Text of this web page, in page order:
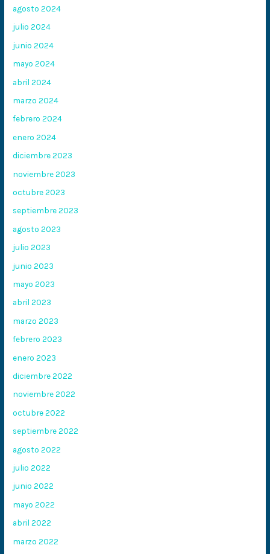
agosto 2024
julio 2024
junio 2024
mayo 2024
abril 2024
marzo 2024
febrero 2024
enero 2024
diciembre 2023
noviembre 2023
octubre 2023
septiembre 2023
agosto 2023
julio 2023
junio 2023
mayo 2023
abril 2023
marzo 2023
febrero 2023
enero 2023
diciembre 2022
noviembre 2022
octubre 2022
septiembre 2022
agosto 2022
julio 2022
junio 2022
mayo 2022
abril 2022
marzo 2022